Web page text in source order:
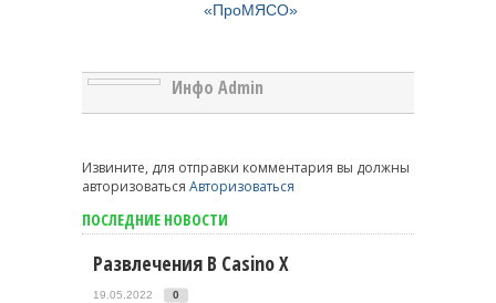
«ПроМЯСО»
Инфо Admin
Извините, для отправки комментария вы должны
авторизоваться Авторизоваться
ПОСЛЕДНИЕ НОВОСТИ
Развлечения В Casino X
19.05.2022 0